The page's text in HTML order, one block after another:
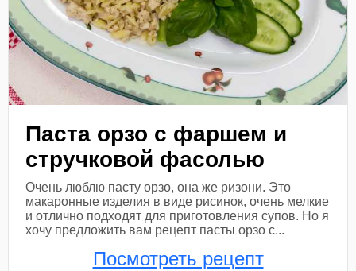
Паста орзо с фаршем и
стручковой фасолью
Очень люблю пасту орзо, она же ризони. Это
макаронные изделия в виде рисинок, очень мелкие
и отлично подходят для приготовления супов. Но я
хочу предложить вам рецепт пасты орзо с...
Посмотреть рецепт